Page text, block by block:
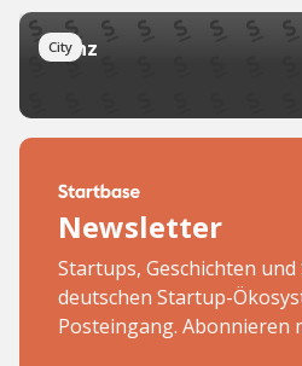
City
Mainz
Newsletter
Startups, Geschichten
deutschen Startup-
Posteingang. Abonnieren